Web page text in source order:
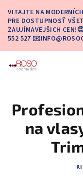
obsah
VITAJTE NA
PRE DOSTUPNOSŤ
ZAUJÍMAVEJŠICH
552 527
na